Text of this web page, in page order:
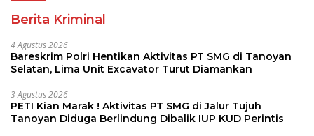
Berita Kriminal
4 Agustus 2026
Bareskrim Polri Hentikan Aktivitas PT SMG di Tanoyan
Selatan, Lima Unit Excavator Turut Diamankan
3 Agustus 2026
PETI Kian Marak ! Aktivitas PT SMG di Jalur Tujuh
Tanoyan Diduga Berlindung Dibalik IUP KUD Perintis